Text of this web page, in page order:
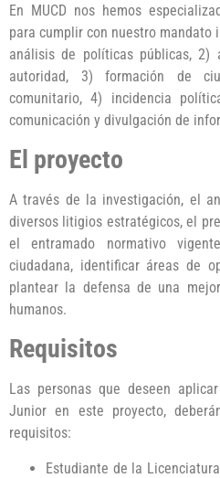
En MUCD nos hemos
para cumplir con nuestro
análisis de políticas públicas, 2)
autoridad, 3) formación de
comunitario, 4) incidencia
comunicación y divulgación de
El proyecto
A través de la investigación, el
diversos litigios estratégicos, el
el entramado normativo
ciudadana, identificar áreas de
plantear la defensa de una
humanos.
Requisitos
Las personas que deseen
Junior en este proyecto,
requisitos:
Estudiante de la